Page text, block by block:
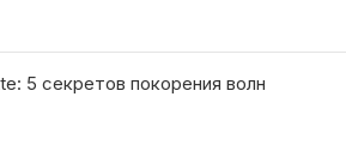
5 секретов покорения волн